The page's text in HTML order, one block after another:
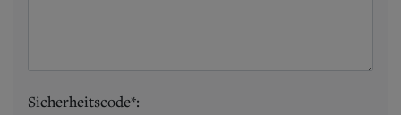
Sicherheitscode*: